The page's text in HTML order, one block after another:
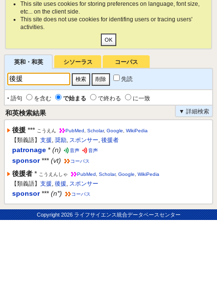
This site uses cookies for storing preferences on language, font size,
etc... on the client side.
This site does not use cookies for identifing users or tracing users'
activities.
英和・和英 シソーラス コーパス
先読
‣ 語句 を含む で始まる で終わる
に一致
▼ 詳細検索
和英検索結果
後援 *** こうえん PubMed Scholar, Google WikiPedia
【類義語】 支援, 奨励, スポンサー, 後援者
patronage * (n) 音声 音声
sponsor *** (vt) コーパス
後援者 * こうえんしゃ PubMed Scholar, Google WikiPedia
【類義語】 支援, 後援, スポンサー
sponsor *** (n*) コーパス
Copyright2026 ライフサイエンス統合データベースセンター